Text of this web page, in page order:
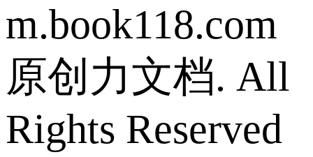
m.book118.com
原创力文档. All
Rights Reserved